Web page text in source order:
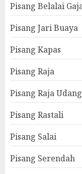
Pisang Belalai
Pisang Jari Buaya
Pisang Kapas
Pisang Raja
Pisang Raja Udang
Pisang Rastali
Pisang Salai
Pisang Serendah